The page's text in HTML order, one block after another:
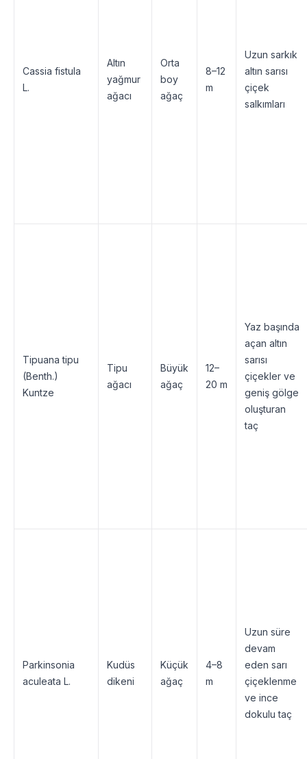
Cassia fistula
L.
Altın
yağmur
ağacı
Orta
boy
ağaç
8–12
m
Uzun sarkık
altın sarısı
çiçek
salkımları
Tipuana tipu
(Benth.)
Kuntze
Tipu
ağacı
Büyük
ağaç
12–
20 m
Yaz başında
açan altın
sarısı
çiçekler ve
geniş gölge
oluşturan
taç
Parkinsonia
aculeata L.
Kudüs
dikeni
Küçük
ağaç
4–8
m
Uzun süre
devam
eden sarı
çiçeklenme
ve ince
dokulu taç